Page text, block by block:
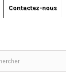
Contactez-nous